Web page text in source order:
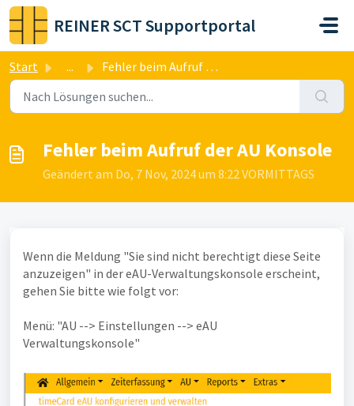
Zum hauptsächlichen Inhalt gehen
REINER SCT Supportportal
Start ... Fehler beim Aufruf der AU Konsole
Fehler beim Aufruf der AU Konsole
Geändert am Do, 7 Nov, 2024 um 8:22 VORMITTAGS
Wenn die Meldung "Sie sind nicht berechtigt diese Seite
anzuzeigen" in der eAU-Verwaltungskonsole erscheint,
gehen Sie bitte wie folgt vor:
Menü: "AU --> Einstellungen --> eAU
Verwaltungskonsole"